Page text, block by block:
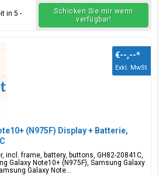
in 5 -
Schicken Sie mir wenn
verfügbar!
(N975F) Display + Batterie,
incl. frame, battery, buttons, GH82-20841C,
Galaxy Note10+ (N975F), Samsung Galaxy
Galaxy Note...
€--,--*
Exkl. MwSt.